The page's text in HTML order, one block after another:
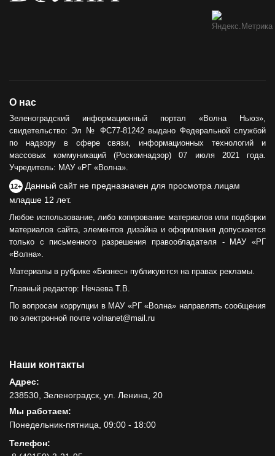
О нас
Зеленоградский информационный портал «Волна Ньюз»,
свидетельство: Эл № ФС77-81242 выдано Федеральной службой
по надзору в сфере связи, информационных технологий и
массовых коммуникаций (Роскомнадзор) 07 июля 2021 года.
Учредитель: МАУ «РГ «Волна».
12+ Данный сайт не предназначен для просмотра лицам
младше 12 лет.
Любое использование, либо копирование материалов или подборки
материалов сайта, элементов дизайна и оформления допускается
только с письменного разрешения правообладателя - МАУ «РГ
«Волна».
Материалы в рубрике «Бизнес» публикуются на правах рекламы.
Главный редактор: Нечаева Т.В.
По вопросам коррупции в МАУ «РГ «Волна» направлять сообщения
по электронной почте volnanet@mail.ru
Наши контакты
Адрес:
238530, Зеленоградск, ул. Ленина, 20
Мы работаем:
Понедельник-пятница, 09:00 - 18:00
Телефон: